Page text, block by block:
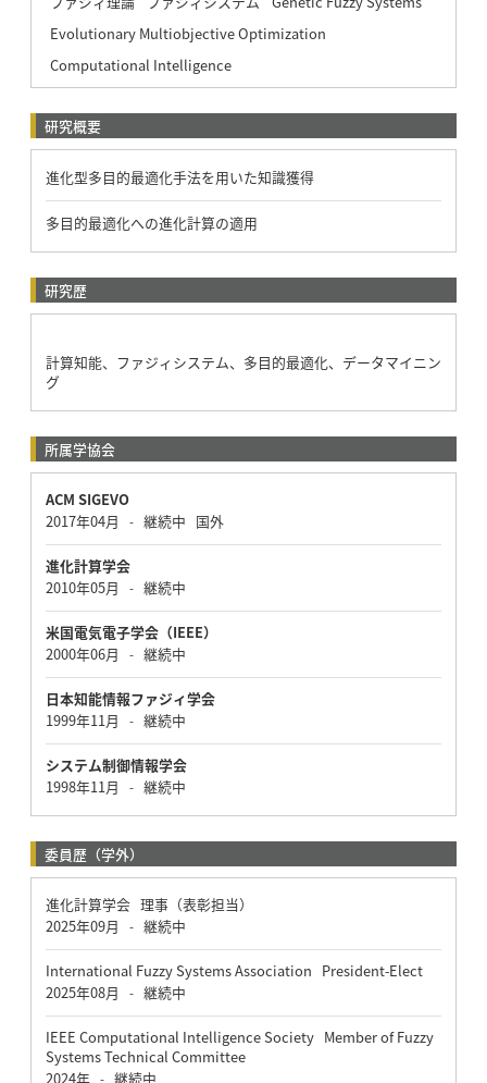
Evolutionary Multiobjective Optimization
Computational Intelligence
研究概要
進化型多目的最適化手法を用いた知識獲得
多目的最適化への進化計算の適用
研究歴
計算知能、ファジィシステム、多目的最適化、データマイニン
グ
所属学協会
ACM SIGEVO
2017年04月
- 継続中 国外
進化計算学会
2010年05月
- 継続中
米国電気電子学会（IEEE）
2000年06月
- 継続中
日本知能情報ファジィ学会
1999年11月
- 継続中
システム制御情報学会
1998年11月
- 継続中
委員歴（学外）
進化計算学会 理事（表彰担当）
2025年09月
- 継続中
International Fuzzy Systems Association President-Elect
2025年08月
- 継続中
IEEE Computational Intelligence Society Member of Fuzzy
Systems Technical Committee
2024年 - 継続中